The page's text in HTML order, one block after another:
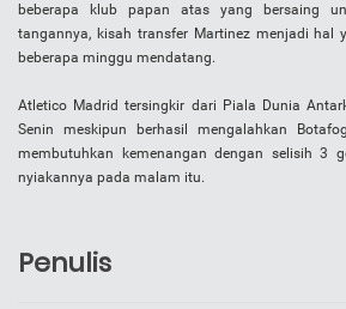
beberapa klub papan atas yang bersaing
tangannya, kisah transfer Martinez menjadi hal
beberapa minggu mendatang.
Atletico Madrid tersingkir dari Piala Dunia
Senin meskipun berhasil mengalahkan
membutuhkan kemenangan dengan selisih 3
nyiakannya pada malam itu.
Penulis